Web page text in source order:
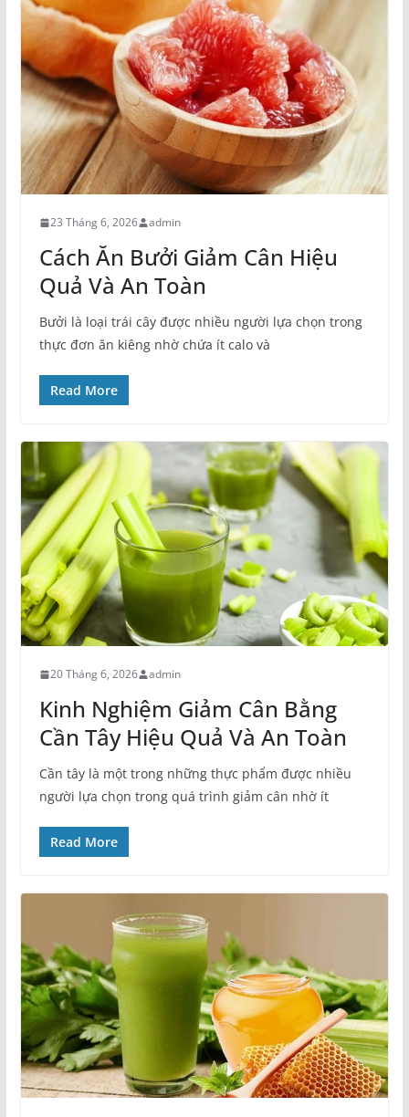
23 Tháng 6, 2026 admin
Cách Ăn Bưởi Giảm Cân Hiệu
Quả Và An Toàn
Bưởi là loại trái cây được nhiều người lựa chọn trong
thực đơn ăn kiêng nhờ chứa ít calo và
Read More
20 Tháng 6, 2026 admin
Kinh Nghiệm Giảm Cân Bằng
Cần Tây Hiệu Quả Và An Toàn
Cần tây là một trong những thực phẩm được nhiều
người lựa chọn trong quá trình giảm cân nhờ ít
Read More